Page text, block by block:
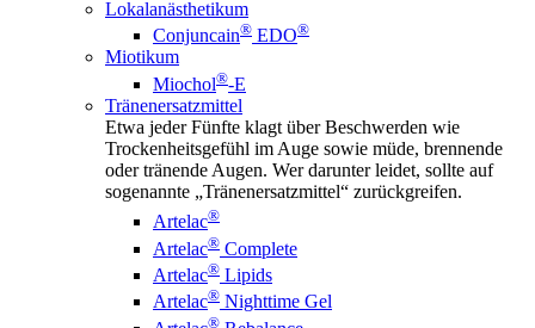
Lokalanästhetikum
Conjuncain® EDO®
Miotikum
Miochol®-E
Tränenersatzmittel
Etwa jeder Fünfte klagt über Beschwerden wie
Trockenheitsgefühl im Auge sowie müde, brennende
oder tränende Augen. Wer darunter leidet, sollte auf
sogenannte „Tränenersatzmittel“ zurückgreifen.
Artelac®
Artelac® Complete
Artelac® Lipids
Artelac® Nighttime Gel
®